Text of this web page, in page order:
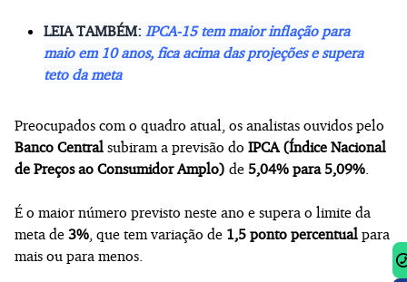
LEIA TAMBÉM: IPCA-15 tem maior inflação para
maio em 10 anos, fica acima das projeções e supera
teto da meta
Preocupados com o quadro atual, os analistas ouvidos pelo
Banco Central subiram a previsão do IPCA (Índice Nacional
de Preços ao Consumidor Amplo) de 5,04% para 5,09%.
É o maior número previsto neste ano e supera o limite da
meta de 3%, que tem variação de 1,5 ponto percentual para
mais ou para menos.